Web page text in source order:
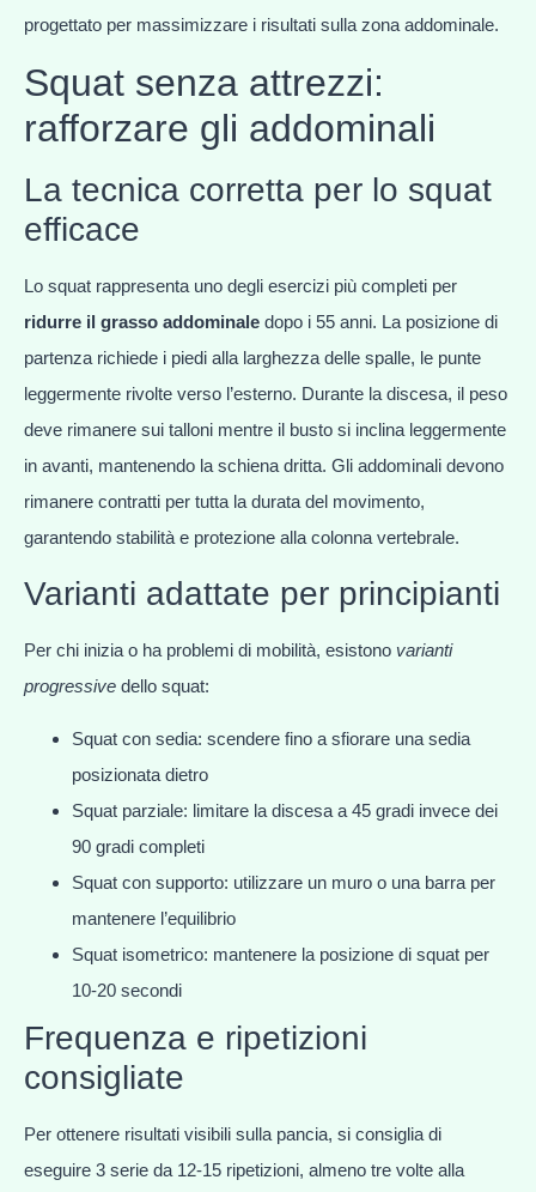
progettato per massimizzare i risultati sulla zona addominale.
Squat senza attrezzi:
rafforzare gli addominali
La tecnica corretta per lo squat
efficace
Lo squat rappresenta uno degli esercizi più completi per
ridurre il grasso addominale dopo i 55 anni. La posizione di
partenza richiede i piedi alla larghezza delle spalle, le punte
leggermente rivolte verso l’esterno. Durante la discesa, il peso
deve rimanere sui talloni mentre il busto si inclina leggermente
in avanti, mantenendo la schiena dritta. Gli addominali devono
rimanere contratti per tutta la durata del movimento,
garantendo stabilità e protezione alla colonna vertebrale.
Varianti adattate per principianti
Per chi inizia o ha problemi di mobilità, esistono varianti
progressive dello squat:
Squat con sedia: scendere fino a sfiorare una sedia
posizionata dietro
Squat parziale: limitare la discesa a 45 gradi invece dei
90 gradi completi
Squat con supporto: utilizzare un muro o una barra per
mantenere l’equilibrio
Squat isometrico: mantenere la posizione di squat per
10-20 secondi
Frequenza e ripetizioni
consigliate
Per ottenere risultati visibili sulla pancia, si consiglia di
eseguire 3 serie da 12-15 ripetizioni, almeno tre volte alla